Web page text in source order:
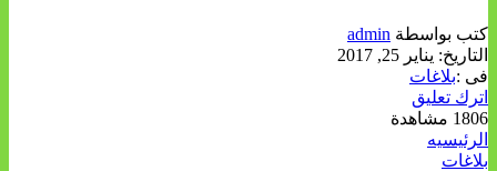
كتب بواسطة admin
التاريخ: يناير 25, 2017
فى :بلاغات
اترك تعليق
1806 مشاهدة
الرئيسيه
بلاغات